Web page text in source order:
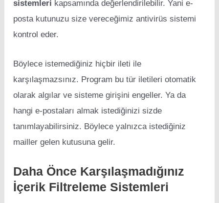
sistemleri kapsamında değerlendirilebilir. Yani e-
posta kutunuzu size vereceğimiz antivirüs sistemi
kontrol eder.
Böylece istemediğiniz hiçbir ileti ile
karşılaşmazsınız. Program bu tür iletileri otomatik
olarak algılar ve sisteme girişini engeller. Ya da
hangi e-postaları almak istediğinizi sizde
tanımlayabilirsiniz. Böylece yalnızca istediğiniz
mailler gelen kutusuna gelir.
Daha Önce Karşılaşmadığınız
İçerik Filtreleme Sistemleri